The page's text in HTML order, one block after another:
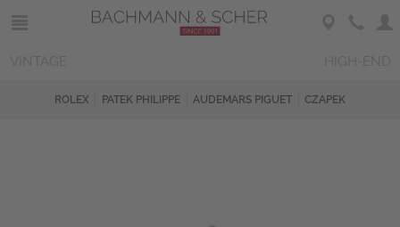
ROLEX PATEK PHILIPPE AUDEMARS PIGUET CZAPEK